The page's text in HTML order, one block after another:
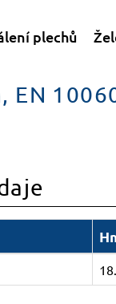
plechů
EN